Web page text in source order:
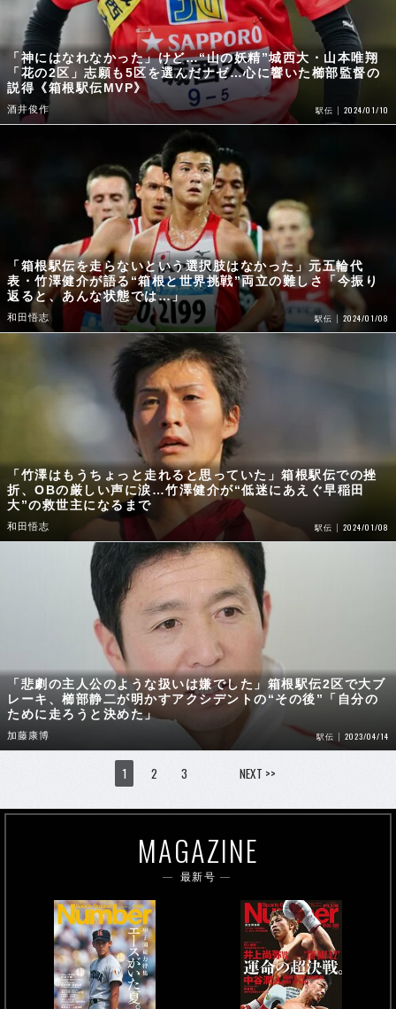
「神にはなれなかった」けど…“山の妖精”城西大・山本唯翔
「花の2区」志願も5区を選んだナゼ…心に響いた櫛部監督の
説得《箱根駅伝MVP》
酒井俊作 駅伝 2024/01/10
「箱根駅伝を走らないという選択肢はなかった」元五輪代
表・竹澤健介が語る“箱根と世界挑戦”両立の難しさ「今振り
返ると、あんな状態では…」
和田悟志 駅伝 2024/01/08
「竹澤はもうちょっと走れると思っていた」箱根駅伝での挫
折、OBの厳しい声に涙…竹澤健介が“低迷にあえぐ早稲田
大”の救世主になるまで
和田悟志 駅伝 2024/01/08
「悲劇の主人公のような扱いは嫌でした」箱根駅伝2区で大ブ
レーキ、櫛部静二が明かすアクシデントの“その後”「自分の
ために走ろうと決めた」
加藤康博 駅伝 2023/04/14
1 2 3 NEXT >>
MAGAZINE
最新号